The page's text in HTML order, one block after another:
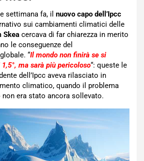
settimana fa, il nuovo capo dell’Ipcc
sui cambiamenti climatici delle
Skea cercava di far chiarezza in merito
le conseguenze del
“Il mondo non finirà se si
ma sarà più pericoloso“: queste le
dell’Ipcc aveva rilasciato in
climatico, quando il problema
era stato ancora sollevato.